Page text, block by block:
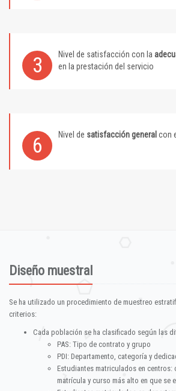
3 Nivel de satisfacción con la
en la prestación del servicio
6 Nivel de satisfacción general con
Diseño muestral
Se ha utilizado un procedimiento de muestreo
criterios:
Cada población se ha clasificado según las
PAS: Tipo de contrato y grupo
PDI: Departamento, categoría y
Estudiantes matriculados en centros:
matrícula y curso más alto en que se